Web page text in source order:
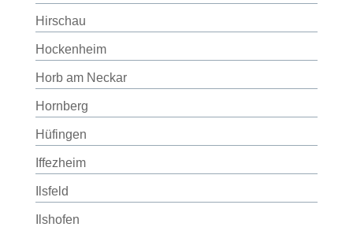
Hirschau
Hockenheim
Horb am Neckar
Hornberg
Hüfingen
Iffezheim
Ilsfeld
Ilshofen